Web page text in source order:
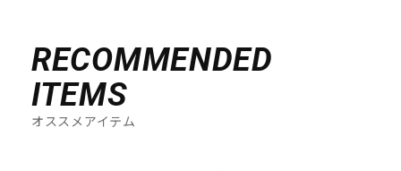
RECOMMENDED
ITEMS
オススメアイテム